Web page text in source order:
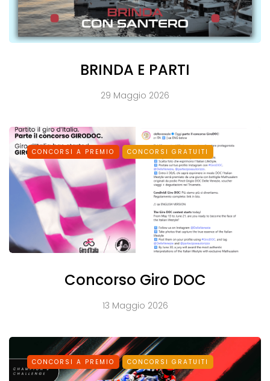
BRINDA E PARTI
29 Maggio 2026
CONCORSI A PREMIO CONCORSI GRATUITI
Concorso Giro DOC
13 Maggio 2026
CONCORSI A PREMIO CONCORSI GRATUITI